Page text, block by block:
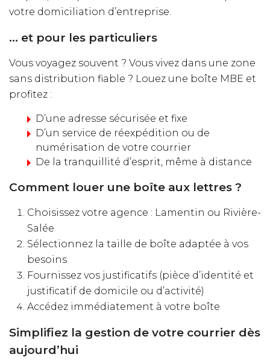
votre domiciliation d’entreprise.
… et pour les particuliers
Vous voyagez souvent ? Vous vivez dans une zone
sans distribution fiable ? Louez une boîte MBE et
profitez :
D’une adresse sécurisée et fixe
D’un service de réexpédition ou de
numérisation de votre courrier
De la tranquillité d’esprit, même à distance
Comment louer une boîte aux lettres ?
Choisissez votre agence : Lamentin ou Rivière-
Salée
Sélectionnez la taille de boîte adaptée à vos
besoins
Fournissez vos justificatifs (pièce d’identité et
justificatif de domicile ou d’activité)
Accédez immédiatement à votre boîte
Simplifiez la gestion de votre courrier dès
aujourd’hui